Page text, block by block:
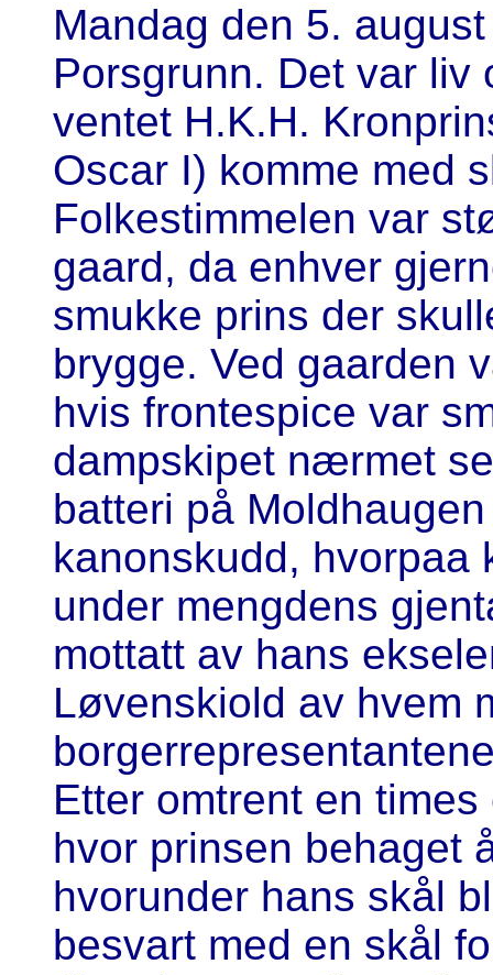
Mandag den 5.
Porsgrunn. Det var liv
ventet H.K.H.
Oscar I) komme med
Folkestimmelen var
gaard, da enhver
smukke prins der
brygge. Ved gaarden
hvis frontespice var
dampskipet nærmet
batteri på
kanonskudd, hvorpaa
under mengdens
mottatt av hans
Løvenskiold av hvem
Etter omtrent en
hvor prinsen behaget
hvorunder hans skål
besvart med en skål